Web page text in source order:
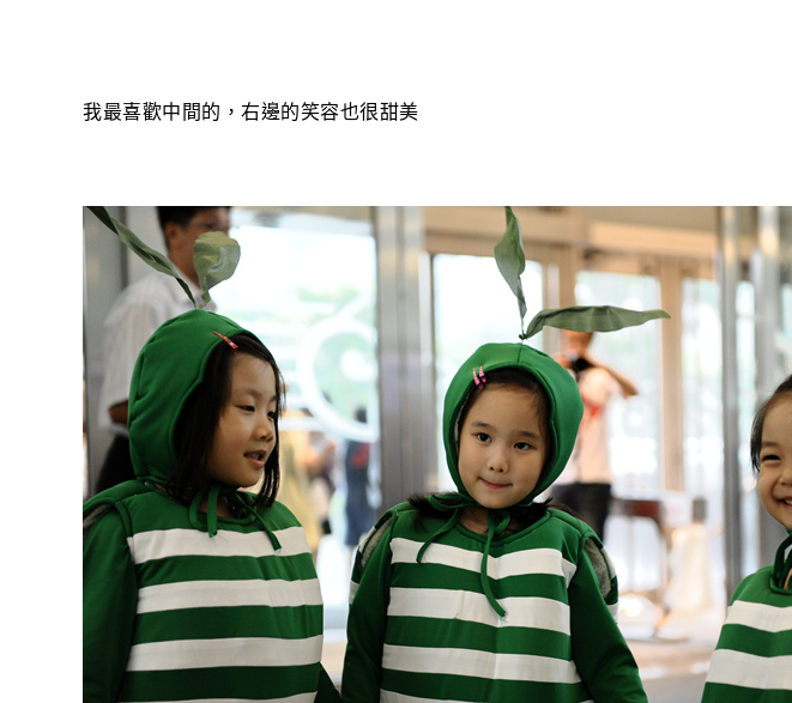
我最喜歡中間的，右邊的笑容也很甜美